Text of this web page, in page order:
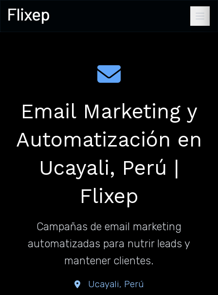
Email Marketing y
Automatización en
Ucayali, Perú |
Flixep
Campañas de email marketing
automatizadas para nutrir leads y
mantener clientes.
Ucayali, Perú